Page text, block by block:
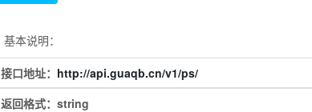
基本说明：
接口地址： http://api.guaqb.cn/v1/ps/
返回格式：string